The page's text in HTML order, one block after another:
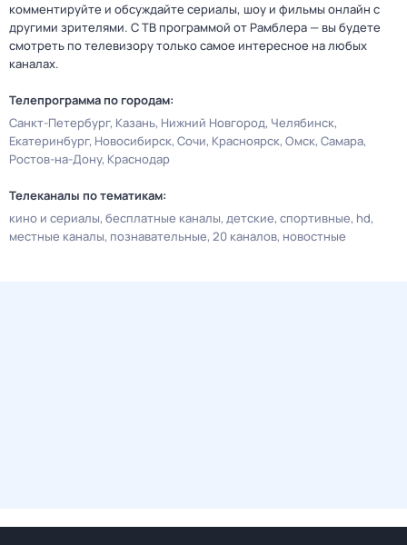
комментируйте и обсуждайте сериалы, шоу и фильмы онлайн с
другими зрителями. С ТВ программой от Рамблера — вы будете
смотреть по телевизору только самое интересное на любых
каналах.
Телепрограмма по городам:
Санкт-Петербург Казань Нижний Новгород Челябинск
Екатеринбург Новосибирск Сочи Красноярск Омск Самара
Ростов-на-Дону Краснодар
Телеканалы по тематикам:
кино и сериалы бесплатные каналы детские спортивные hd
местные каналы познавательные 20 каналов новостные